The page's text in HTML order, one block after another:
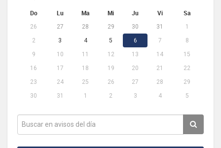
Do Lu Ma Mi Ju Vi Sa
26 27 28 29 30 31
1
2
3 4 5 6 7
8
9
10 11 12 13 14
15
16
17 18 19 20 21
22
23
24 25 26 27 28
29
30
31 1 2 3 4 5